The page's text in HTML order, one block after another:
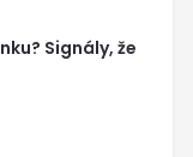
Signály, že